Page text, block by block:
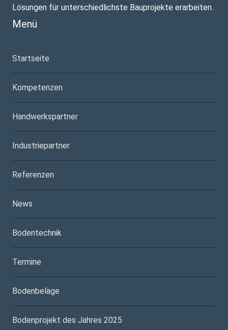
Lösungen für unterschiedlichste Bauprojekte erarbeiten.
Menü
Startseite
Kompetenzen
Handwerkspartner
Industriepartner
Referenzen
News
Bodentechnik
Termine
Bodenbeläge
Bodenprojekt des Jahres 2025